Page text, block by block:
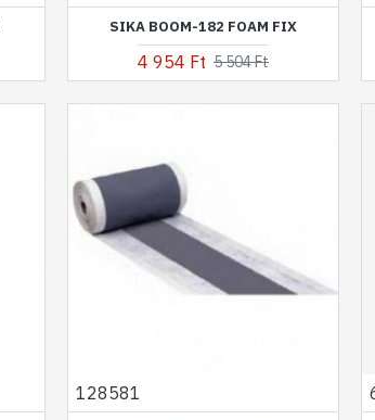
SIKA BOOM-182 FOAM FIX
4 954 Ft 5 504 Ft
128581